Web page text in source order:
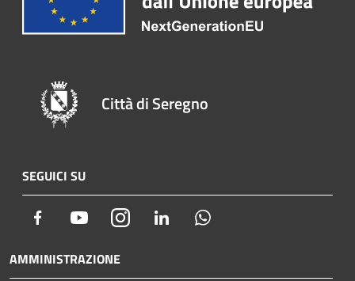
Città di Seregno
SEGUICI SU
Facebook YoutubeInstagram LinkedIn
AMMINISTRAZIONE